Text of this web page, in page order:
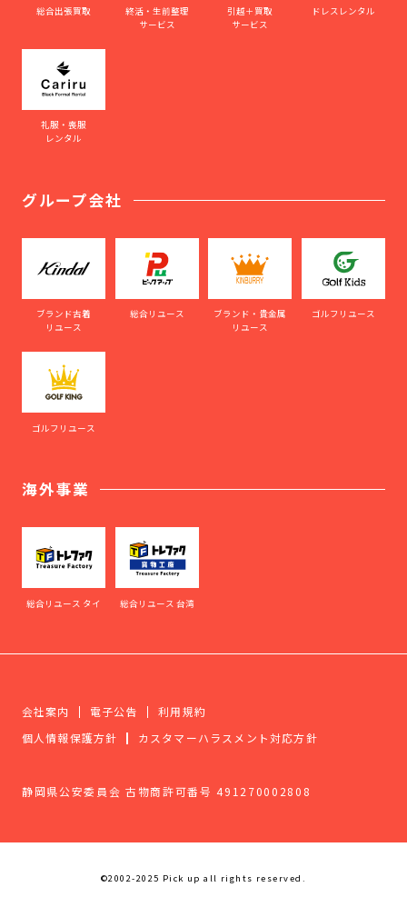
総合出張買取
終活・生前整理
サービス
引越＋買取
サービス
ドレスレンタル
礼服・喪服
レンタル
グループ会社
ブランド古着
リユース
総合リユース
ブランド・貴金属
リユース
ゴルフリユース
ゴルフリユース
海外事業
総合リユース タイ 総合リユース 台湾
会社案内 電子公告
利用規約
個人情報保護方針
カスタマーハラスメント対応方針
静岡県公安委員会 古物商許可番号 491270002808
©2002-2025 Pick up all rights reserved.